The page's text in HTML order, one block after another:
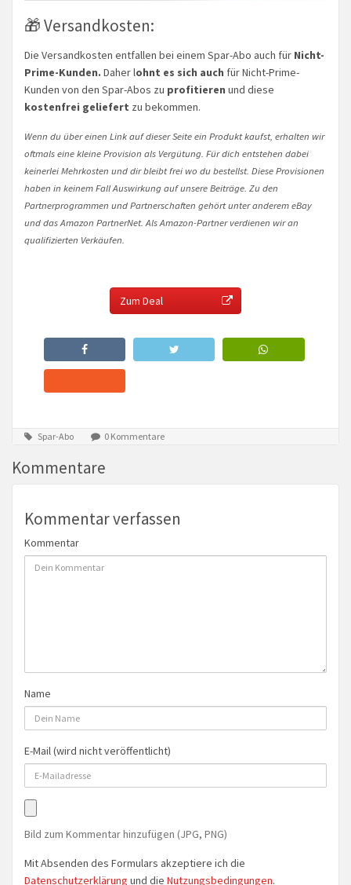
🎁 Versandkosten:
Die Versandkosten entfallen bei einem Spar-Abo auch für Nicht-
Prime-Kunden. Daher lohnt es sich auch für Nicht-Prime-
Kunden von den Spar-Abos zu profitieren und diese
kostenfrei geliefert zu bekommen.
Wenn du über einen Link auf dieser Seite ein Produkt kaufst, erhalten wir
oftmals eine kleine Provision als Vergütung. Für dich entstehen dabei
keinerlei Mehrkosten und dir bleibt frei wo du bestellst. Diese Provisionen
haben in keinem Fall Auswirkung auf unsere Beiträge. Zu den
Partnerprogrammen und Partnerschaften gehört unter anderem eBay
und das Amazon PartnerNet. Als Amazon-Partner verdienen wir an
qualifizierten Verkäufen.
Zum Deal
Spar-Abo 0 Kommentare
Kommentare
Kommentar verfassen
Kommentar
Name
E-Mail (wird nicht veröffentlicht)
Bild zum Kommentar hinzufügen (JPG, PNG)
Mit Absenden des Formulars akzeptiere ich die
Datenschutzerklärung und die Nutzungsbedingungen.